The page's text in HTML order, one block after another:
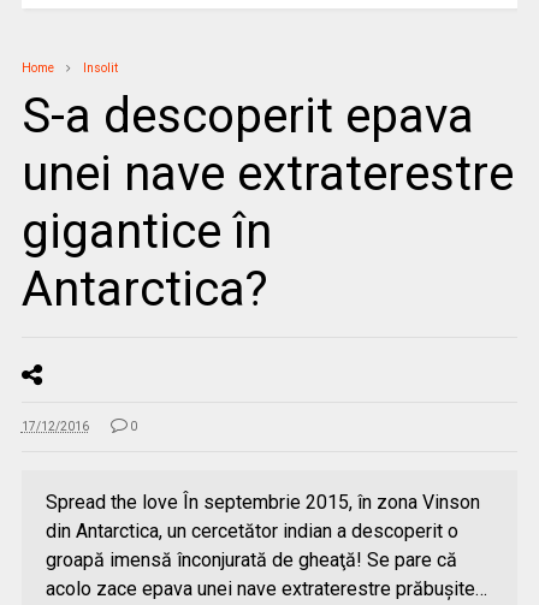
Home Insolit
S-a descoperit epava
unei nave extraterestre
gigantice în
Antarctica?
17/12/2016 0
Spread the love În septembrie 2015, în zona Vinson
din Antarctica, un cercetător indian a descoperit o
groapă imensă înconjurată de gheaţă! Se pare că
acolo zace epava unei nave extraterestre prăbuşite…